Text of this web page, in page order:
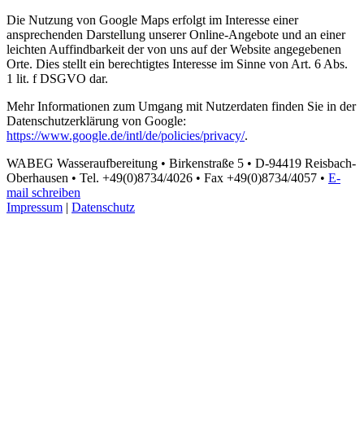
Die Nutzung von Google Maps erfolgt im Interesse einer
ansprechenden Darstellung unserer Online-Angebote und an einer
leichten Auffindbarkeit der von uns auf der Website angegebenen
Orte. Dies stellt ein berechtigtes Interesse im Sinne von Art. 6 Abs.
1 lit. f DSGVO dar.
Mehr Informationen zum Umgang mit Nutzerdaten finden Sie in der
Datenschutzerklärung von Google:
https://www.google.de/intl/de/policies/privacy/.
WABEG Wasseraufbereitung • Birkenstraße 5 • D-94419 Reisbach-
Oberhausen • Tel. +49(0)8734/4026 • Fax +49(0)8734/4057 • E-
mail schreiben
Impressum | Datenschutz